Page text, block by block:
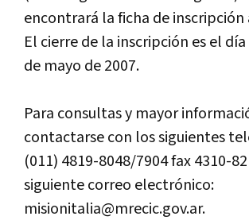
encontrará la ficha de
El cierre de la inscripción es el dí­a
de mayo de 2007.
Para consultas y mayor
contactarse con los siguientes
(011) 4819-8048/7904 fax 4310-
siguiente correo electrónico:
misionitalia@mrecic.gov.ar.